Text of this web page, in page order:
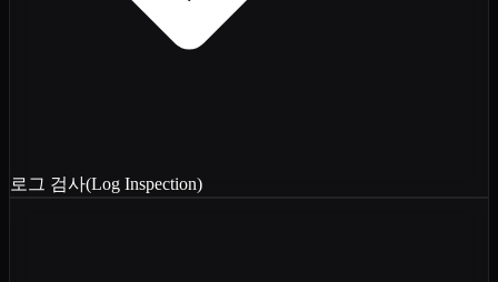
로그 검사(Log Inspection)